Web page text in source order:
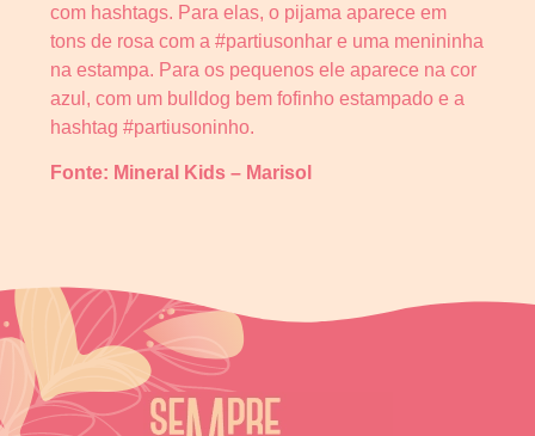
com hashtags. Para elas, o pijama aparece em
tons de rosa com a #partiusonhar e uma menininha
na estampa. Para os pequenos ele aparece na cor
azul, com um bulldog bem fofinho estampado e a
hashtag #partiusoninho.
Fonte: Mineral Kids – Marisol